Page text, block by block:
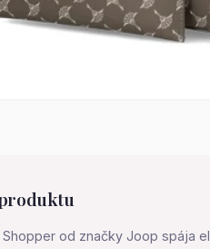
Shopper od značky Joop spája